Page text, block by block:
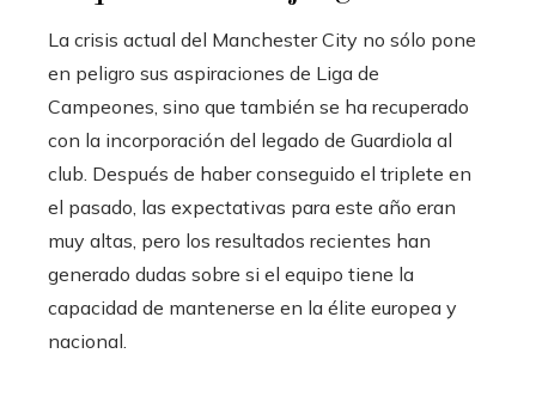
La crisis actual del Manchester City no sólo pone
en peligro sus aspiraciones de Liga de
Campeones, sino que también se ha recuperado
con la incorporación del legado de Guardiola al
club. Después de haber conseguido el triplete en
el pasado, las expectativas para este año eran
muy altas, pero los resultados recientes han
generado dudas sobre si el equipo tiene la
capacidad de mantenerse en la élite europea y
nacional.